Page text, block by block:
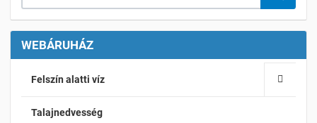
WEBÁRUHÁZ
Felszín alatti víz
Talajnedvesség